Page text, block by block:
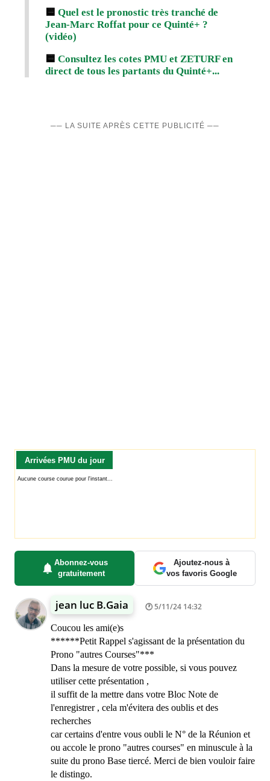
🟨 Quel est le pronostic très tranché de
Jean-Marc Roffat pour ce Quinté+ ?
(vidéo)
🟨 Consultez les cotes PMU et ZETURF en
direct de tous les partants du Quinté+...
── LA SUITE APRÈS CETTE PUBLICITÉ ──
Arrivées PMU du jour
Abonnez-vous
gratuitement
Ajoutez-nous à
vos favoris Google
jean luc B.Gaia 5/11/24 14:32
Coucou les ami(e)s
******Petit Rappel s'agissant de la présentation du
Prono "autres Courses"***
Dans la mesure de votre possible, si vous pouvez
utiliser cette présentation ,
il suffit de la mettre dans votre Bloc Note de
l'enregistrer , cela m'évitera des oublis et des
recherches
car certains d'entre vous oubli le N° de la Réunion et
ou accole le prono "autres courses" en minuscule à la
suite du prono Base tiercé. Merci de bien vouloir faire
le distingo.